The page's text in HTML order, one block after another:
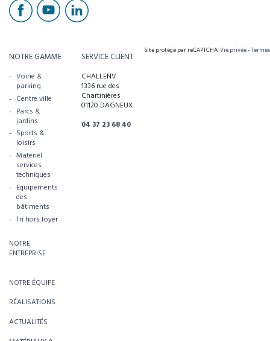
NOTRE GAMME
Voirie &
parking
Centre ville
Parcs &
jardins
Sports &
loisirs
Matériel
services
techniques
Equipements
des
bâtiments
Tri hors foyer
NOTRE
ENTREPRISE
NOTRE ÉQUIPE
RÉALISATIONS
ACTUALITÉS
SERVICE CLIENT
CHALLENV
1336 rue des
Chartinières
01120 DAGNEUX
04 37 23 68 40
Site protégé par reCAPTCHA.Vie privée-Termes